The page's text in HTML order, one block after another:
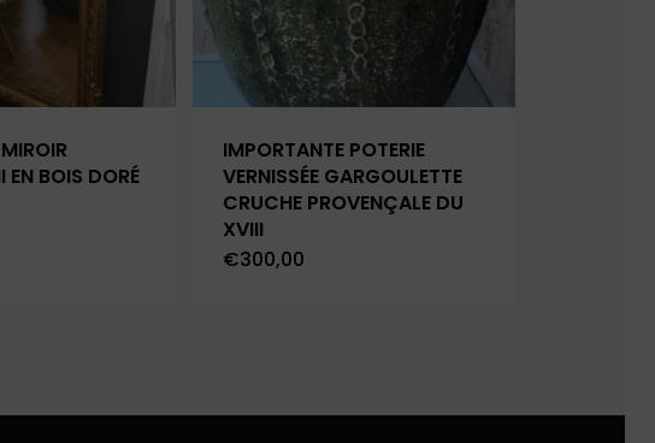
EN BOIS DORÉ
IMPORTANTE POTERIE
VERNISSÉE GARGOULETTE
CRUCHE PROVENÇALE DU
XVIII
€300,00